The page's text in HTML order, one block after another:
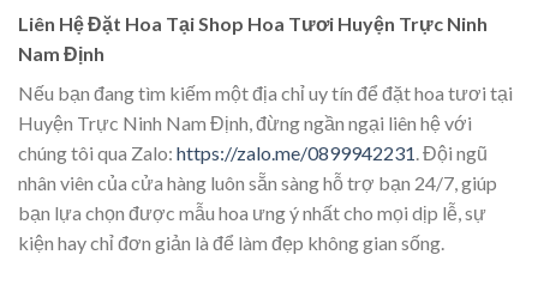
Liên Hệ Đặt Hoa Tại Shop Hoa Tươi Huyện Trực Ninh
Nam Định
Nếu bạn đang tìm kiếm một địa chỉ uy tín để đặt hoa tươi tại
Huyện Trực Ninh Nam Định, đừng ngần ngại liên hệ với
chúng tôi qua Zalo: https://zalo.me/0899942231. Đội ngũ
nhân viên của cửa hàng luôn sẵn sàng hỗ trợ bạn 24/7, giúp
bạn lựa chọn được mẫu hoa ưng ý nhất cho mọi dịp lễ, sự
kiện hay chỉ đơn giản là để làm đẹp không gian sống.